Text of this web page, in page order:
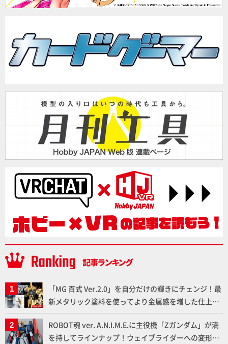
「MG 百式 Ver.2.0」を自分だけの輝きにチェンジ！最
新メタリック塗料を使ってより金属感を増した仕上が
りに!!【試し読み】
ROBOT魂 ver. A.N.I.M.E.に主役機「Zガンダム」が満
を持してラインナップ！ウェイブライダーへの変形、